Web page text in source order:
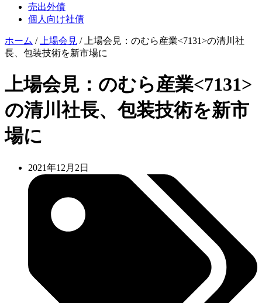
売出外債
個人向け社債
ホーム / 上場会見 /
上場会見：のむら産業<7131>の清川社
長、包装技術を新市場に
上場会見：のむら産業<7131>
の清川社長、包装技術を新市
場に
2021年12月2日